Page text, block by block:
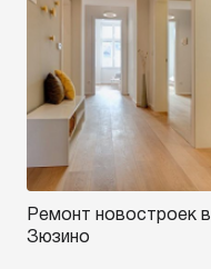
Ремонт новостроек в
Зюзино